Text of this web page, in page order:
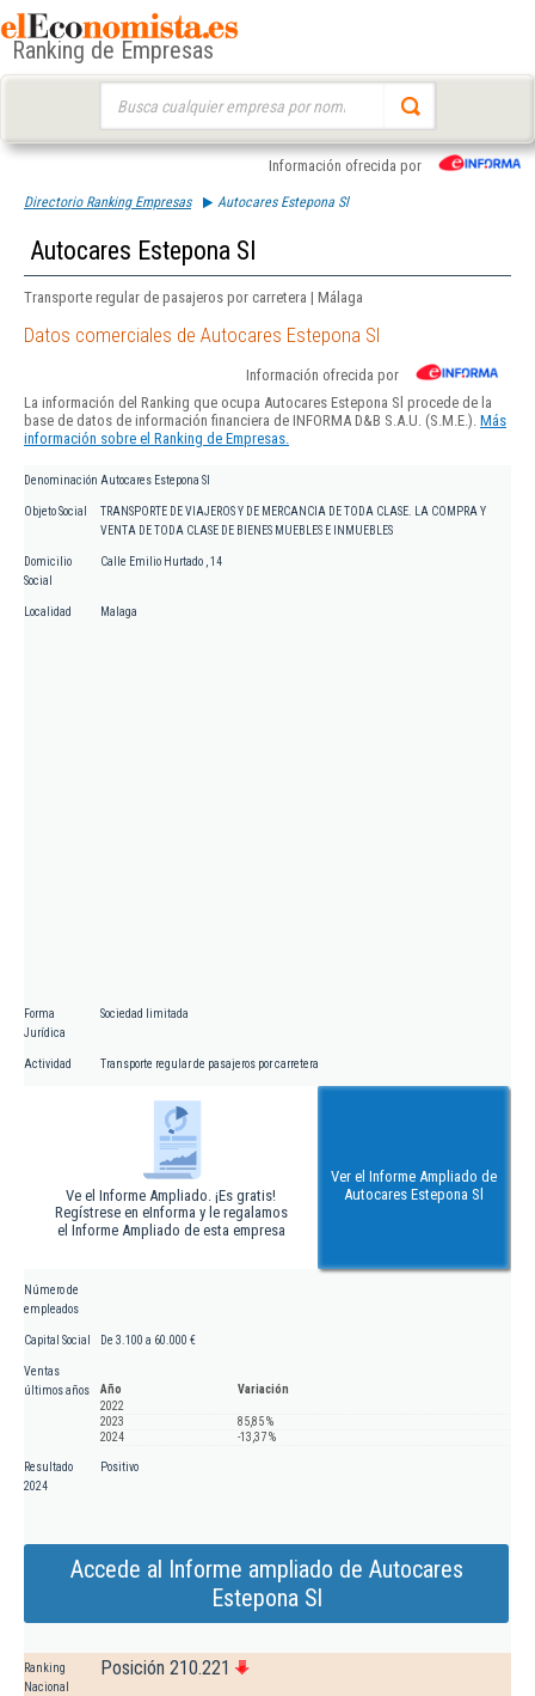
Ranking de Empresas
Información ofrecida por
Directorio Ranking Empresas Autocares Estepona Sl
Autocares Estepona Sl
Transporte regular de pasajeros por carretera | Málaga
Datos comerciales de Autocares Estepona Sl
Información ofrecida por
La información del Ranking que ocupa Autocares Estepona Sl procede de la
base de datos de información financiera de INFORMA D&B S.A.U. (S.M.E.). Más
información sobre el Ranking de Empresas.
Denominación Autocares Estepona Sl
Objeto Social
TRANSPORTE DE VIAJEROS Y DE MERCANCIA DE TODA CLASE. LA COMPRA Y
VENTA DE TODA CLASE DE BIENES MUEBLES E INMUEBLES
Domicilio
Social
Calle Emilio Hurtado , 14
Localidad Malaga
Forma
Jurídica
Sociedad limitada
Actividad Transporte regular de pasajeros por carretera
Ve el Informe Ampliado. ¡Es gratis!
Regístrese en eInforma y le regalamos
el Informe Ampliado de esta empresa
Ver el Informe Ampliado de
Autocares Estepona Sl
Número de
empleados
Capital Social De 3.100 a 60.000 €
Ventas
últimos años
Año
Variación
2022
2023
85,85 %
2024
-13,37 %
Resultado
2024
Positivo
Accede al Informe ampliado de Autocares
Estepona Sl
Ranking
Nacional
Posición 210.221